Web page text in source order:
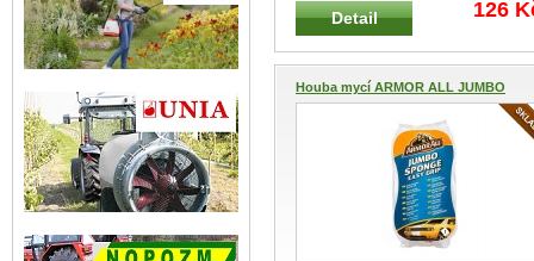
Detail 126
Houba mycí ARMOR ALL JUMBO
SPO...